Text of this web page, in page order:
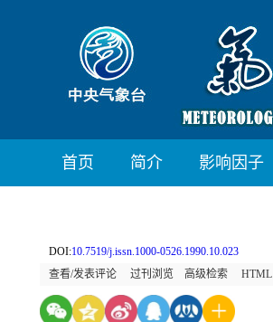
首页 简介 影响因子
DOI:10.7519/j.issn.1000-0526.1990.10.023
查看/发表评论
过刊浏览 高级检索 HTML